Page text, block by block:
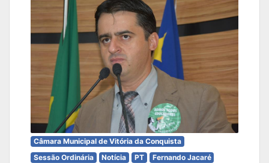
Câmara Municipal de Vitória da Conquista
Sessão Ordinária
Notícia PT Fernando Jacaré